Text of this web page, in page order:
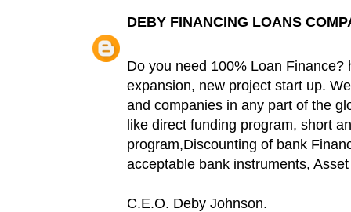
DEBY FINANCING LOANS
Do you need 100% Loan
expansion, new project start up.
and companies in any part of the
like direct funding program, short
program,Discounting of bank
acceptable bank instruments,
C.E.O. Deby Johnson.